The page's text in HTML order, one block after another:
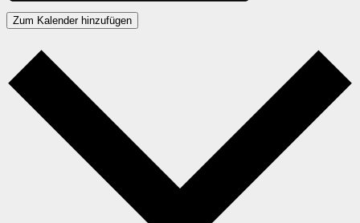
Zum Kalender hinzufügen